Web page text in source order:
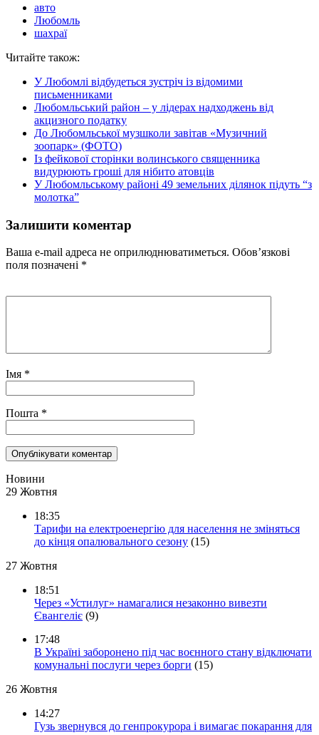
авто
Любомль
шахраї
Читайте також:
У Любомлі відбудеться зустріч із відомими
письменниками
Любомльський район – у лідерах надходжень від
акцизного податку
До Любомльської музшколи завітав «Музичний
зоопарк» (ФОТО)
Із фейкової сторінки волинського священника
видурюють гроші для нібито атовців
У Любомльському районі 49 земельних ділянок підуть “з
молотка”
Залишити коментар
Ваша e-mail адреса не оприлюднюватиметься. Обов’язкові
поля позначені *
Імя *
Пошта *
Новини
29 Жовтня
18:35
Тарифи на електроенергію для населення не зміняться
до кінця опалювального сезону (15)
27 Жовтня
18:51
Через «Устилуг» намагалися незаконно вивезти
Євангеліє (9)
17:48
В Україні заборонено під час воєнного стану відключати
комунальні послуги через борги (15)
26 Жовтня
14:27
Гузь звернувся до генпрокурора і вимагає покарання для